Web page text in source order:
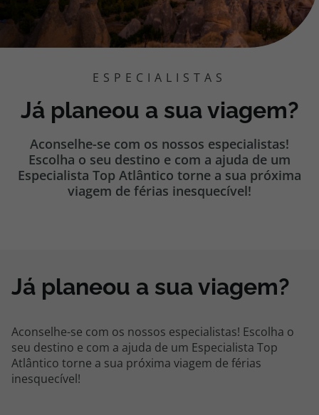
Disneyland ® Paris
Escapadinhas
Promoções
Especialistas
Cheque Viagem
Área de Cliente
ESPECIALISTAS
Já planeou a sua viagem?
Aconselhe-se com os nossos especialistas!
Escolha o seu destino e com a ajuda de um
Especialista Top Atlântico torne a sua próxima
viagem de férias inesquecível!
Já planeou a sua viagem?
Aconselhe-se com os nossos especialistas! Escolha o
seu destino e com a ajuda de um Especialista Top
Atlântico torne a sua próxima viagem de férias
inesquecível!